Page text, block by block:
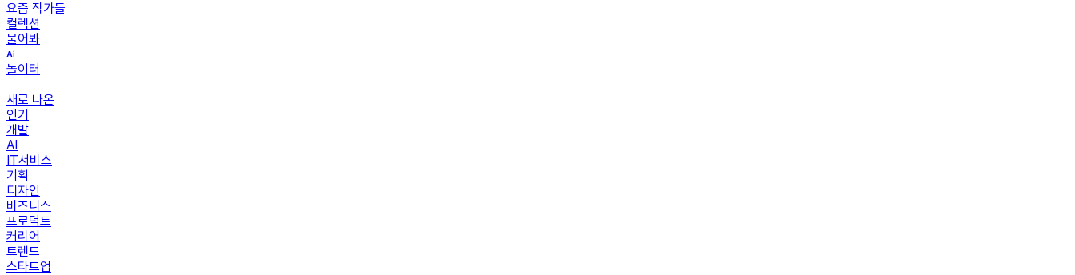
요즘 작가들
컬렉션
물어봐
놀이터
새로 나온
인기
개발
AI
IT서비스
기획
디자인
비즈니스
프로덕트
커리어
트렌드
스타트업